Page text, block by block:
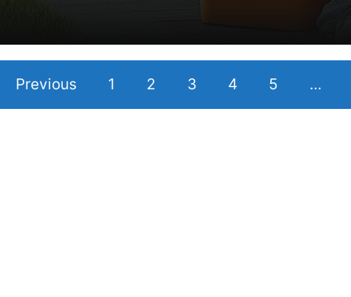
Previous 1 2 3 4 5 …